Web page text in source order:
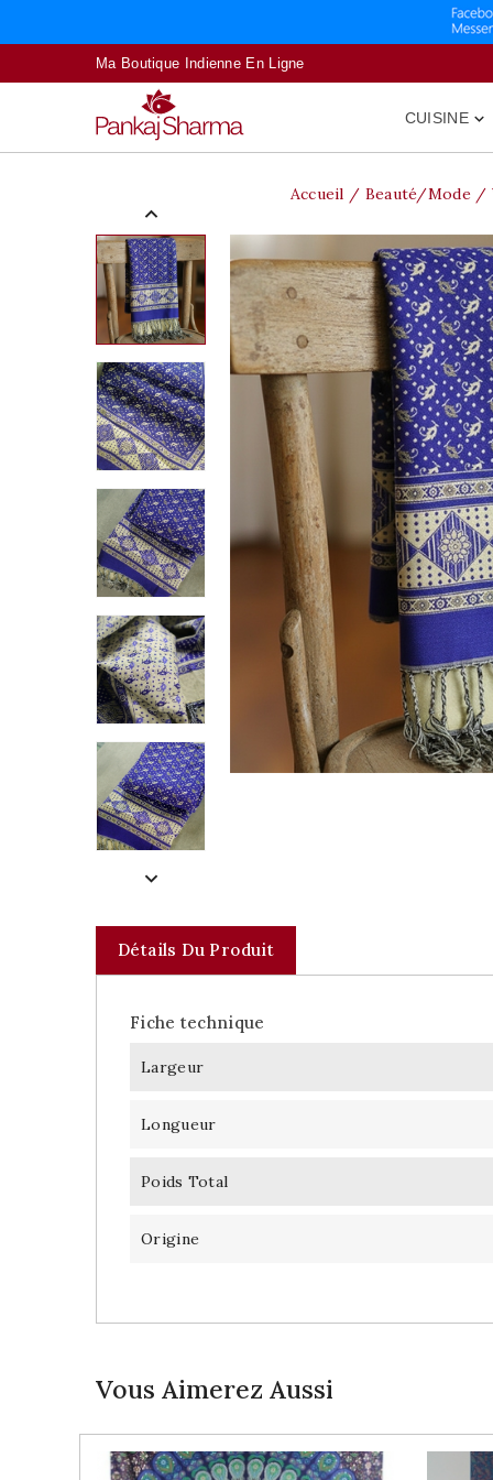
Ma Boutique Indienne En Ligne

CUISINE
Accueil Beauté/Mode
Détails Du Produit
Fiche technique
Largeur
Longueur
Poids Total
Origine
Vous Aimerez Aussi